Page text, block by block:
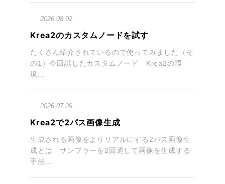
2026.08.02
Krea2のカスタムノードを試す
たくさん紹介されているので使ってみました（そ
の1）今回試したカスタムノード Krea2の環
境...
2026.07.29
Krea2で2パス画像生成
生成される画像をよりリアルにする2パス画像生
成とは サンプラーを2回通して画像を生成する
手法...